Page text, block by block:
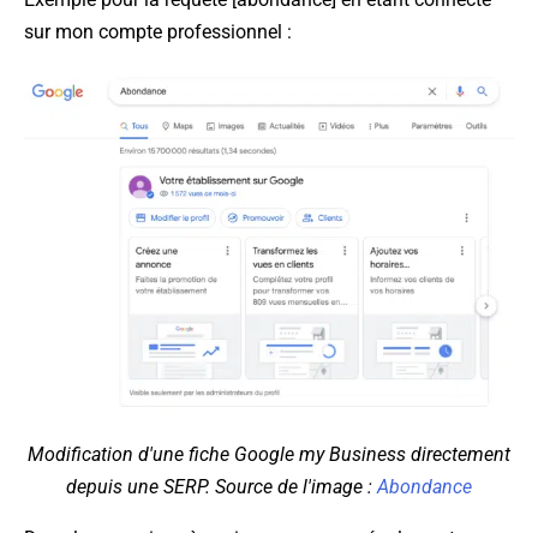
sur mon compte professionnel :
Modification d'une fiche Google my Business directement
depuis une SERP. Source de l'image :Abondance